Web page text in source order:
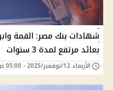
شهادات بنك مصر: القمة
بعائد مرتفع لمدة 3 سنوات
الأربعاء 12/نوفمبر/2025 - 05:00 ص